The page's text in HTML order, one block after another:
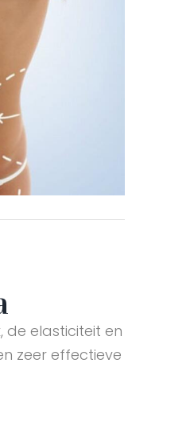
de elasticiteit en
zeer effectieve